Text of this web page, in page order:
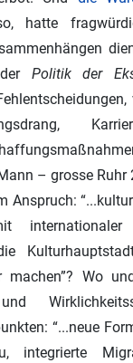
hatte
Politik der
– grosse Ruhr
Anspruch:
machen”? Wo
und
“...neue
integrierte